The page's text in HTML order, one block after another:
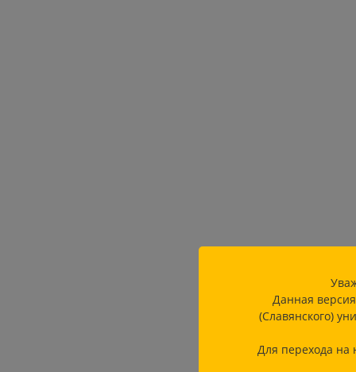
Данная
(Славянского)
Для перехода на